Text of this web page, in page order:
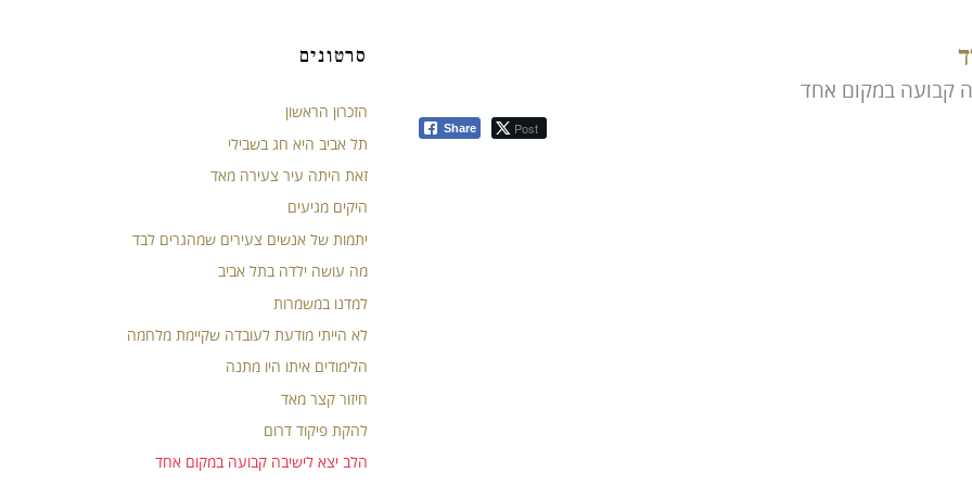
קבועה במקום אחד
Share Post
סרטונים
הזכרון הראשון
תל אביב היא חג בשבילי
זאת היתה עיר צעירה מאד
היקים מגיעים
יתמות של אנשים צעירים שמהגרים לבד
מה עושה ילדה בתל אביב
למדנו במשמרות
לא הייתי מודעת לעובדה שקיימת מלחמה
הלימודים איתו היו מתנה
חיזור קצר מאד
להקת פיקוד דרום
הלב יצא לישיבה קבועה במקום אחד